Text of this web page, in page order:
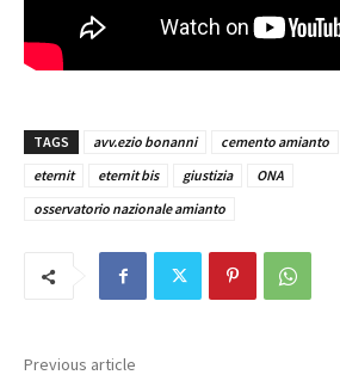
TAGS avv.ezio bonanni cemento amianto
eternit
eternit bis giustizia
ONA
osservatorio nazionale amianto
Previous article